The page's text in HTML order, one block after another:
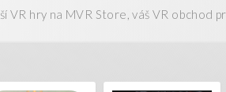
hry na MVR Store, váš VR obchod